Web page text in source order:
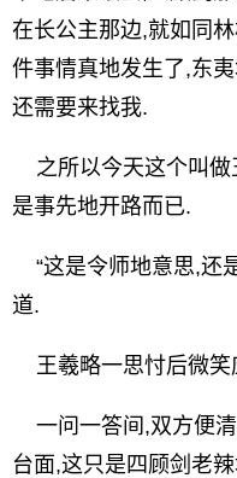
在长公主那边,就如同
件事情真地发生了,东
还需要来找我.
之所以今天这个叫做
是事先地开路而已.
“这是令师地意思,还
道.
王羲略一思忖后微笑
一问一答间,双方便
台面,这只是四顾剑老